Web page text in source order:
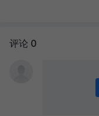
评论 0